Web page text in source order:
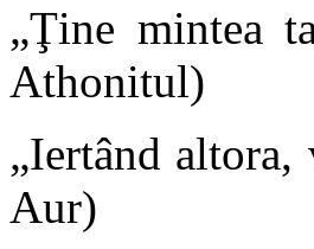
„Ţine mintea
Athonitul)
„Iertând
Aur)